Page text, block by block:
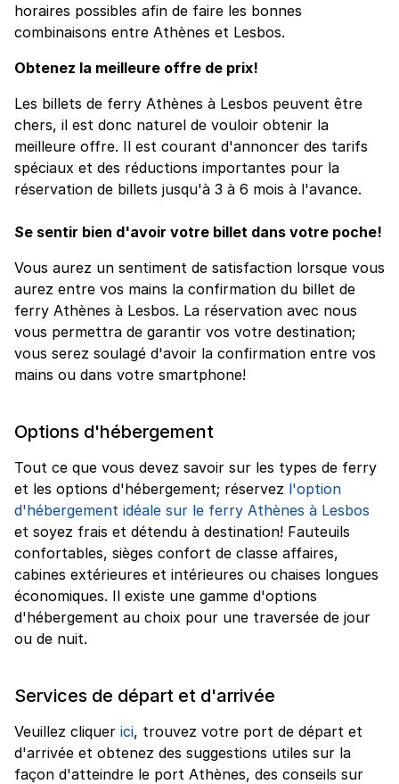
horaires possibles afin de faire les bonnes
combinaisons entre Athènes et Lesbos.
Obtenez la meilleure offre de prix!
Les billets de ferry Athènes à Lesbos peuvent être
chers, il est donc naturel de vouloir obtenir la
meilleure offre. Il est courant d'annoncer des tarifs
spéciaux et des réductions importantes pour la
réservation de billets jusqu'à 3 à 6 mois à l'avance.
Se sentir bien d'avoir votre billet dans votre poche!
Vous aurez un sentiment de satisfaction lorsque vous
aurez entre vos mains la confirmation du billet de
ferry Athènes à Lesbos. La réservation avec nous
vous permettra de garantir vos votre destination;
vous serez soulagé d'avoir la confirmation entre vos
mains ou dans votre smartphone!
Options d'hébergement
Tout ce que vous devez savoir sur les types de ferry
et les options d'hébergement; réservez l'option
d'hébergement idéale sur le ferry Athènes à Lesbos
et soyez frais et détendu à destination! Fauteuils
confortables, sièges confort de classe affaires,
cabines extérieures et intérieures ou chaises longues
économiques. Il existe une gamme d'options
d'hébergement au choix pour une traversée de jour
ou de nuit.
Services de départ et d'arrivée
Veuillez cliquer ici, trouvez votre port de départ et
d'arrivée et obtenez des suggestions utiles sur la
façon d'atteindre le port Athènes, des conseils sur